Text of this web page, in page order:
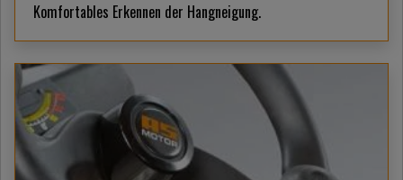
Komfortables Erkennen der Hangneigung.